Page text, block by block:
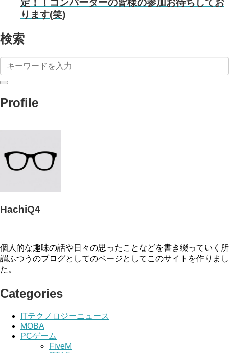
ります(笑)
検索
Profile
HachiQ4
個人的な趣味の話や日々の思ったことなどを書き綴っていく所
謂ふつうのブログとしてのページとしてこのサイトを作りまし
た。
Categories
ITテクノロジーニュース
MOBA
PCゲーム
FiveM